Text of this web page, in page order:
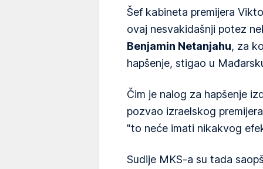
Šef kabineta premijera
ovaj nesvakidašnji potez
Benjamin Netanjahu, za
hapšenje, stigao u
Čim je nalog za hapšenje
pozvao izraelskog
"to neće imati nikakvog
Sudije MKS-a su tada